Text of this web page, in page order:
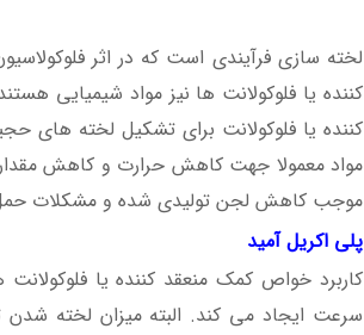
لخته سازی فرآیندی است که در اثر
کننده یا فلوکولانت ها نیز مواد شیمیایی
کننده یا فلوکولانت برای تشکیل لخته های
مواد معمولا جهت کاهش حرارت و کاهش
موجب کاهش لجن تولیدی شده و مشکلات
پلی اکریل آمید
کاربرد خواص کمک منعقد کننده یا
سرعت ایجاد می کند. البته میزان لخته